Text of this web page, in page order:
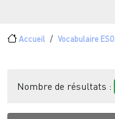
Fil d'Ariane
Accueil Vocabulaire ESO
Nombre de résultats :